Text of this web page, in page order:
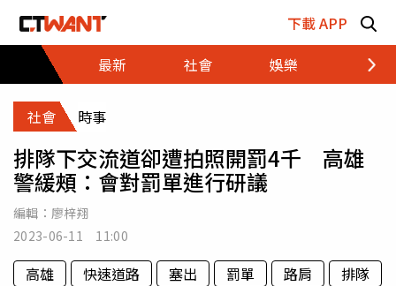
下載 APP
最新
社會 娛樂 財經
社會 時事
排隊下交流道卻遭拍照開罰4千 高雄
警緩頰：會對罰單進行研議
編輯： 廖梓翔
2023-06-11 11:00
高雄 快速道路 塞出 罰單 路肩 排隊